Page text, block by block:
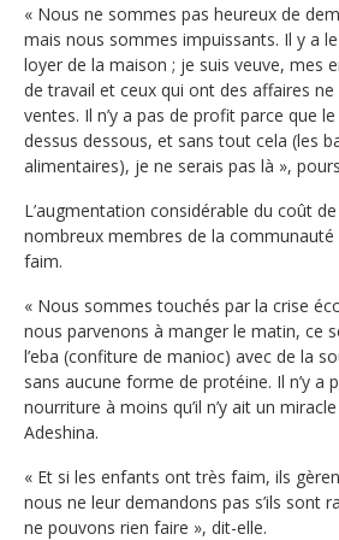
« Nous ne sommes pas heureux de
mais nous sommes impuissants. Il y a
loyer de la maison ; je suis veuve, mes
de travail et ceux qui ont des affaires
ventes. Il n’y a pas de profit parce que
dessus dessous, et sans tout cela (les
alimentaires), je ne serais pas là »,
L’augmentation considérable du coût
nombreux membres de la
faim.
« Nous sommes touchés par la crise
nous parvenons à manger le matin, ce
l’eba (confiture de manioc) avec de la
sans aucune forme de protéine. Il n’y a
nourriture à moins qu’il n’y ait un
Adeshina.
« Et si les enfants ont très faim, ils
nous ne leur demandons pas s’ils sont
ne pouvons rien faire », dit-elle.